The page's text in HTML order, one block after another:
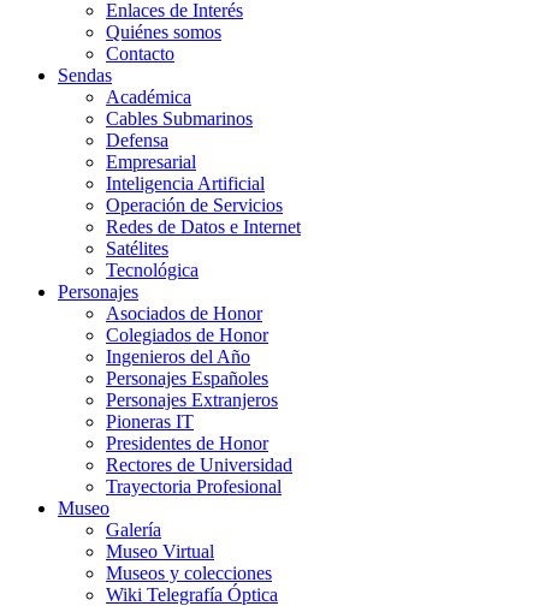
Enlaces de Interés
Quiénes somos
Contacto
Sendas
Académica
Cables Submarinos
Defensa
Empresarial
Inteligencia Artificial
Operación de Servicios
Redes de Datos e Internet
Satélites
Tecnológica
Personajes
Asociados de Honor
Colegiados de Honor
Ingenieros del Año
Personajes Españoles
Personajes Extranjeros
Pioneras IT
Presidentes de Honor
Rectores de Universidad
Trayectoria Profesional
Museo
Galería
Museo Virtual
Museos y colecciones
Wiki Telegrafía Óptica